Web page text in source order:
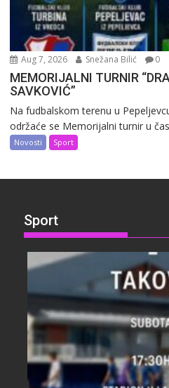
Aug 7, 2026 Snežana Bilić 0
MEMORIJALNI TURNIR
SAVKOVIĆ”
Na fudbalskom terenu u
održaće se Memorijalni turnir u
Novosti Sport
Sport